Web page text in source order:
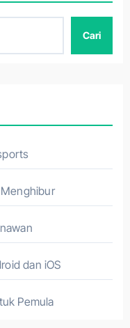
Cari
dan iOS
Pemula